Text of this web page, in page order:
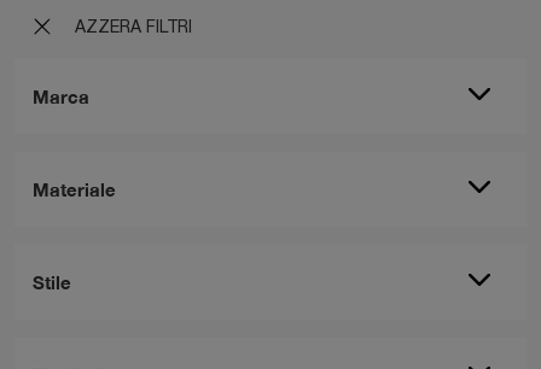
AZZERA FILTRI
Marca
Materiale
Stile